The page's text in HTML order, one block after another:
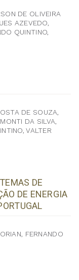
DE OLIVEIRA
AZEVEDO,
QUINTINO,
DE SOUZA,
DA SILVA,
VALTER
DE
DE ENERGIA
FERNANDO